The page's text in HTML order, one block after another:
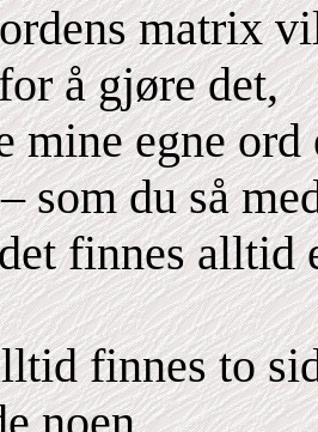
matrix
å gjøre det,
mine egne
som du så
finnes
finnes to